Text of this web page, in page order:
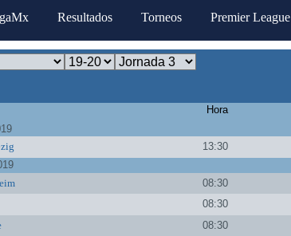
Resultados Torneos Premier League
Hora
13:30
08:30
08:30
08:30